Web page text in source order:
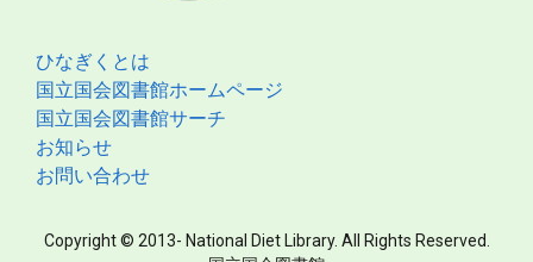
ひなぎくとは
国立国会図書館ホームページ
国立国会図書館サーチ
お知らせ
お問い合わせ
Copyright © 2013- National Diet Library. All Rights Reserved.